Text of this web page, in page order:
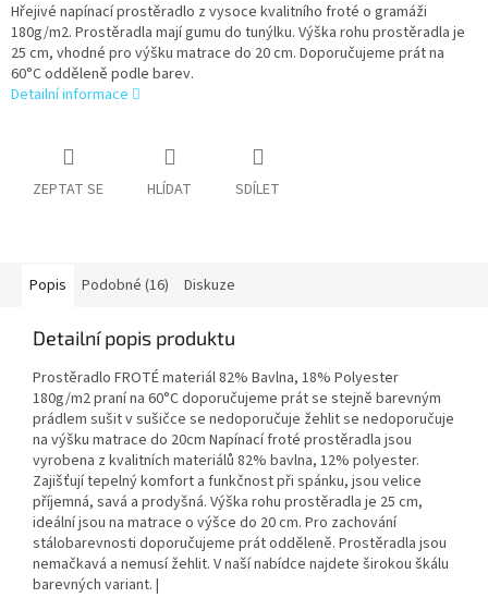
Hřejivé napínací prostěradlo z vysoce kvalitního froté o gramáži
180g/m2. Prostěradla mají gumu do tunýlku. Výška rohu prostěradla je
25 cm, vhodné pro výšku matrace do 20 cm. Doporučujeme prát na
60°C odděleně podle barev.
Detailní informace
ZEPTAT SE HLÍDAT SDÍLET
Popis Podobné (16) Diskuze
Detailní popis produktu
Prostěradlo FROTÉ materiál 82% Bavlna, 18% Polyester
180g/m2 praní na 60°C doporučujeme prát se stejně barevným
prádlem sušit v sušičce se nedoporučuje žehlit se nedoporučuje
na výšku matrace do 20cm Napínací froté prostěradla jsou
vyrobena z kvalitních materiálů 82% bavlna, 12% polyester.
Zajišťují tepelný komfort a funkčnost při spánku, jsou velice
příjemná, savá a prodyšná. Výška rohu prostěradla je 25 cm,
ideální jsou na matrace o výšce do 20 cm. Pro zachování
stálobarevnosti doporučujeme prát odděleně. Prostěradla jsou
nemačkavá a nemusí žehlit. V naší nabídce najdete širokou škálu
barevných variant. |